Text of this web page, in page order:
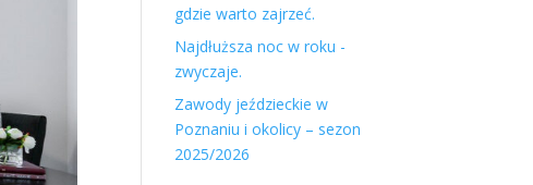
gdzie warto zajrzeć.
Najdłuższa noc w roku -
zwyczaje.
Zawody jeździeckie w
Poznaniu i okolicy – sezon
2025/2026